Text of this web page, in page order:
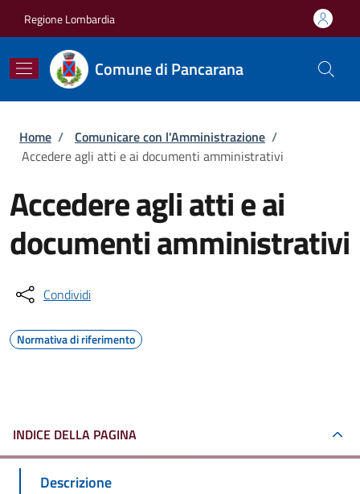
Regione Lombardia
Comune di Pancarana
Briciole di pane
Home / Comunicare con l'Amministrazione /
Accedere agli atti e ai documenti amministrativi
Accedere agli atti e ai
documenti amministrativi
Condividi
Normativa di riferimento
INDICE DELLA PAGINA
Descrizione